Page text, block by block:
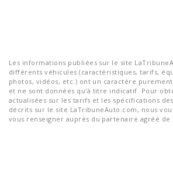
Les informations publiées sur le site
différents véhicules (caractéristiques, tarifs,
photos, vidéos, etc.) ont un caractère
et ne sont données qu'à titre indicatif. Pour
actualisées sur les tarifs et les spécifications
décrits sur le site LaTribuneAuto.com, nous
vous renseigner auprès du partenaire agréé de